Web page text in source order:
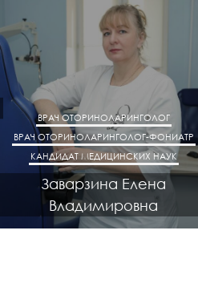
ВРАЧ ОТОРИНОЛАРИНГОЛОГ
ВРАЧ ОТОРИНОЛАРИНГОЛОГ-ФОНИАТР
КАНДИДАТ МЕДИЦИНСКИХ НАУК
Заварзина Елена
Владимировна